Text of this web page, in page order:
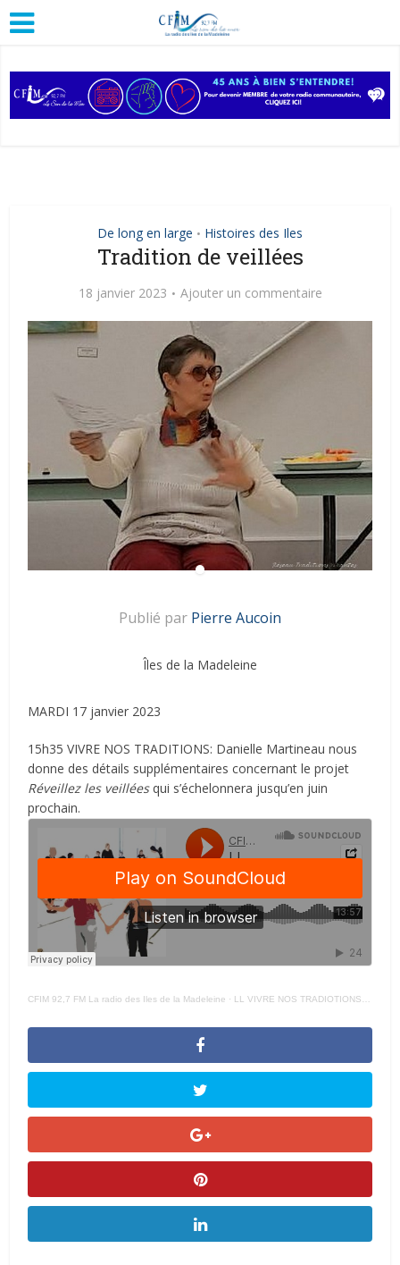
De long en large • Histoires des Iles
Tradition de veillées
18 janvier 2023 Ajouter un commentaire
Publié par Pierre Aucoin
Îles de la Madeleine
MARDI 17 janvier 2023
15h35 VIVRE NOS TRADITIONS: Danielle Martineau nous
donne des détails supplémentaires concernant le projet
Réveillez les veilléesqui s’échelonnera jusqu’en juin
prochain.
CFIM 92,7 FM La radio des Iles de la Madeleine · LL VIVRE NOS TRADIOTIONS Reveillez Court – 17 JANVIER 2023 –